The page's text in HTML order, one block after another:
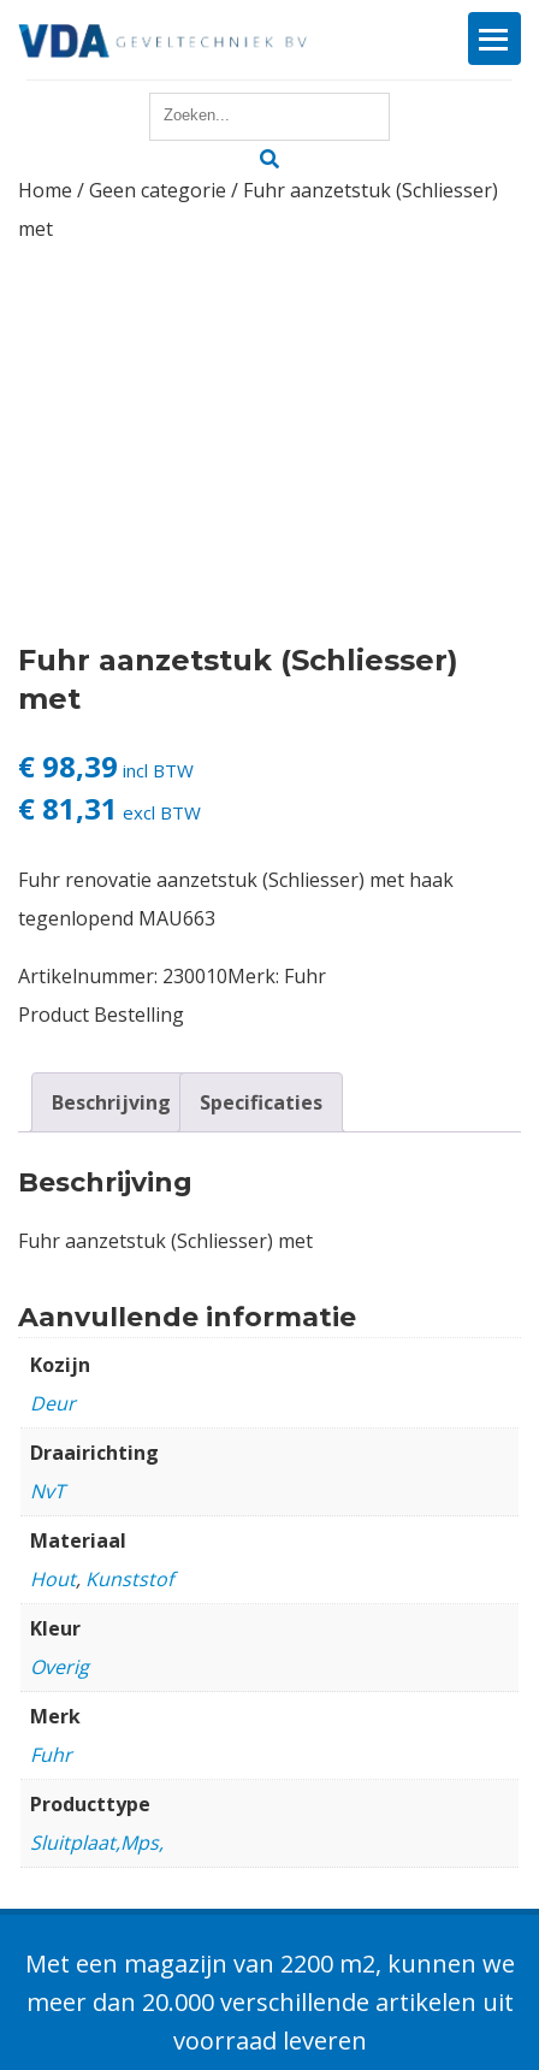
Reparatie
Login
Home /Geen categorie / Fuhr aanzetstuk (Schliesser)
met
Fuhr aanzetstuk (Schliesser)
met
€ 98,39 incl BTW
€ 81,31 excl BTW
Fuhr renovatie aanzetstuk (Schliesser) met haak
tegenlopend MAU663
Artikelnummer: 230010Merk: Fuhr
Product Bestelling
Beschrijving Specificaties
Beschrijving
Fuhr aanzetstuk (Schliesser) met
Aanvullende informatie
Kozijn
Deur
Draairichting
NvT
Materiaal
Hout, Kunststof
Kleur
Overig
Merk
Fuhr
Producttype
Sluitplaat,Mps,
Met een magazijn van 2200 m2, kunnen we
meer dan 20.000 verschillende artikelen uit
voorraad leveren